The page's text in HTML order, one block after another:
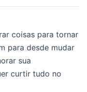
coisas para tornar
para desde mudar
sua
curtir tudo no